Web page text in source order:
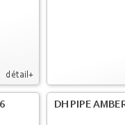
détail+
DH PIPE